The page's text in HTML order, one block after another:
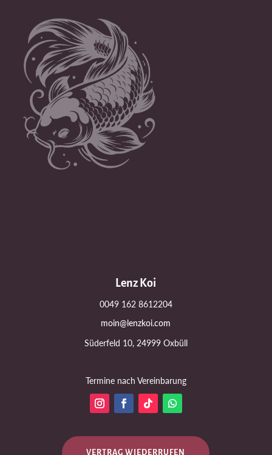
Lenz Koi
0049 162 8612204
moin@lenzkoi.com
Süderfeld 10, 24999 Oxbüll
Termine nach Vereinbarung
VERTRAG WIEDERRUFEN